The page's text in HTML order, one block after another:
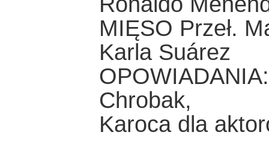
MIĘSO Przeł.
Karla Suárez
Chrobak,
Karoca dla